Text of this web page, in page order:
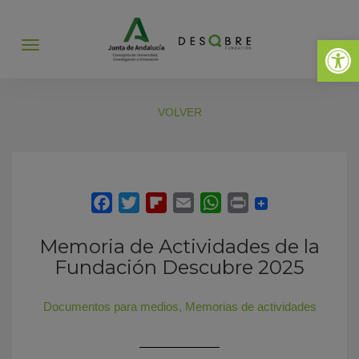
Abrir
Abrir
VOLVER
Memoria de Actividades de la
Fundación Descubre 2025
Documentos para medios, Memorias de actividades